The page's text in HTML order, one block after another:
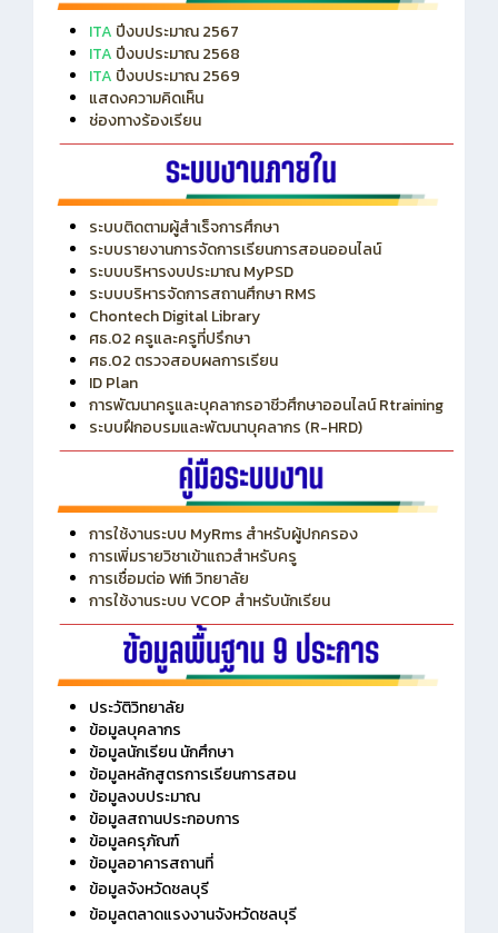
ITA ปีงบประมาณ 2567
ITA ปีงบประมาณ 2568
ITAปีงบประมาณ 2569
แสดงความคิดเห็น
ช่องทางร้องเรียน
ระบบติดตามผู้สำเร็จการศึกษา
ระบบรายงานการจัดการเรียนการสอนออนไลน์
ระบบบริหารงบประมาณ MyPSD
ระบบบริหารจัดการสถานศึกษา RMS
Chontech Digital Library
ศธ.02 ครูและครูที่ปรึกษา
ศธ.02 ตรวจสอบผลการเรียน
ID Plan
การพัฒนาครูและบุคลากรอาชีวศึกษาออนไลน์ Rtraining
ระบบฝึกอบรมและพัฒนาบุคลากร (R-HRD)
การใช้งานระบบ MyRms สำหรับผู้ปกครอง
การเพิ่มรายวิชาเข้าแถวสำหรับครู
การเชื่อมต่อ Wifi วิทยาลัย
การใช้งานระบบ VCOP สำหรับนักเรียน
ประวัติวิทยาลัย
ข้อมูลบุคลากร
ข้อมูลนักเรียน นักศึกษา
ข้อมูลหลักสูตรการเรียนการสอน
ข้อมูลงบประมาณ
ข้อมูลสถานประกอบการ
ข้อมูลครุภัณฑ์
ข้อมูลอาคารสถานที่
ข้อมูลจังหวัดชลบุรี